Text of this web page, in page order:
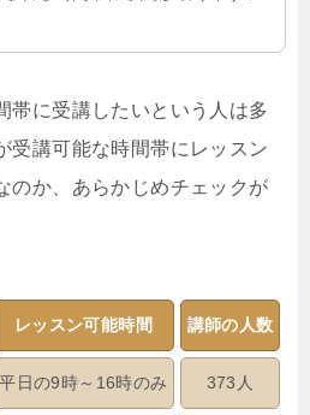
帯に受講したいという人は多
受講可能な時間帯にレッスン
のか、あらかじめチェックが
レッスン可能時間 講師の人数
平日の9時～16時のみ 373人